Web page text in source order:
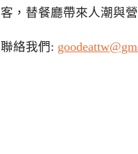
客，替餐廳帶來人潮與
聯絡我們: